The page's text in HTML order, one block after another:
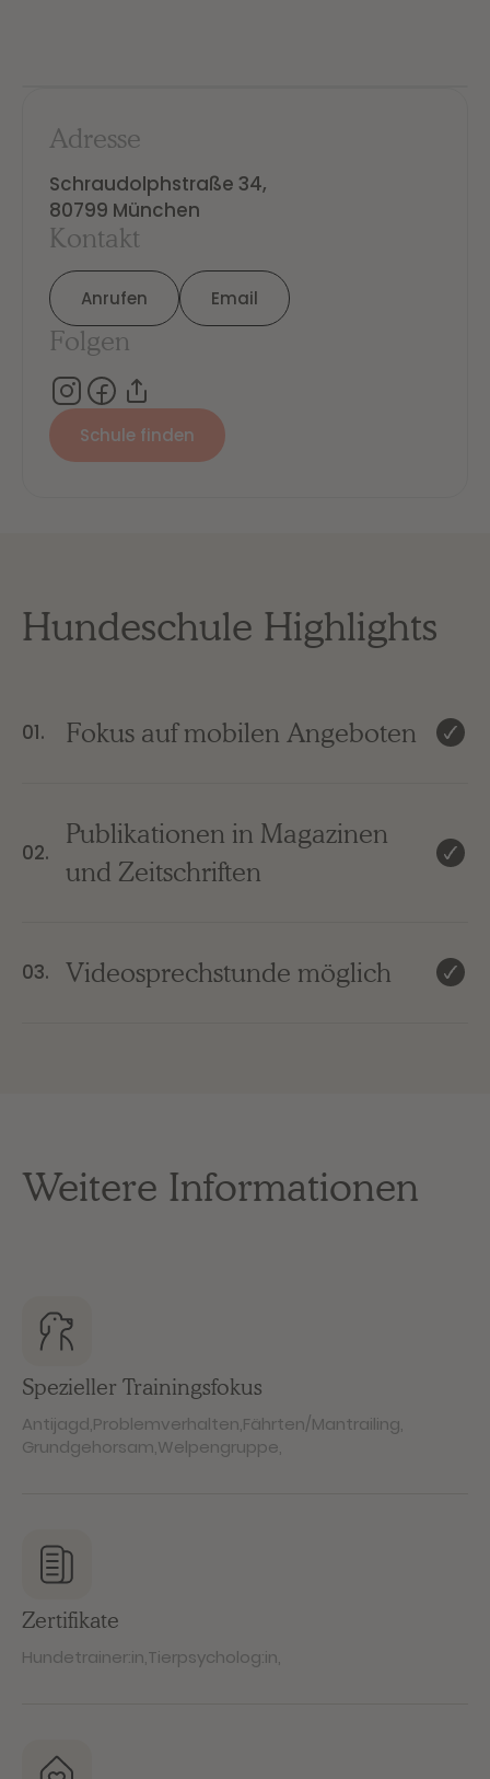
Adresse
Schraudolphstraße 34,
80799 München
Kontakt
Anrufen Email
Folgen
Schule finden
Hundeschule Highlights
01. Fokus auf mobilen Angeboten
02.
Publikationen in Magazinen
und Zeitschriften
03. Videosprechstunde möglich
Weitere Informationen
Spezieller Trainingsfokus
Antijagd,Problemverhalten,Fährten/Mantrailing,
Grundgehorsam,Welpengruppe,
Zertifikate
Hundetrainer:in,Tierpsycholog:in,